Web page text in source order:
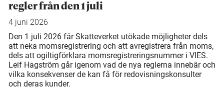
regler från den 1 juli
4 juni 2026
Den 1 juli 2026 får Skatteverket utökade möjligheter dels
att neka momsregistrering och att avregistrera från moms,
dels att ogiltigförklara momsregistreringsnummer i VIES.
Leif Hagström går igenom vad de nya reglerna innebär och
vilka konsekvenser de kan få för redovisningskonsulter
och deras kunder.